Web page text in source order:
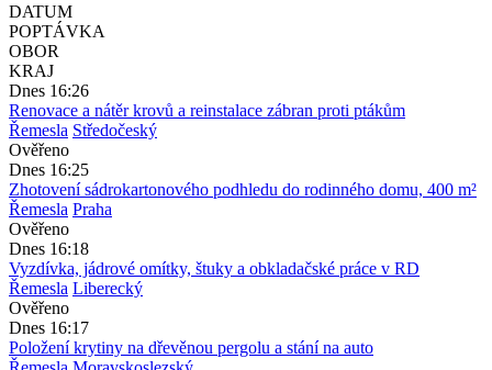
DATUM
POPTÁVKA
OBOR
KRAJ
Dnes 16:26
Renovace a nátěr krovů a reinstalace zábran proti ptákům
Řemesla Středočeský
Ověřeno
Dnes 16:25
Zhotovení sádrokartonového podhledu do rodinného domu, 400 m²
Řemesla Praha
Ověřeno
Dnes 16:18
Vyzdívka, jádrové omítky, štuky a obkladačské práce v RD
Řemesla Liberecký
Ověřeno
Dnes 16:17
Položení krytiny na dřevěnou pergolu a stání na auto